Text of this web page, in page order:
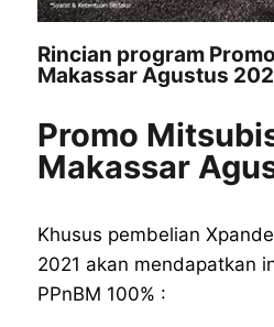
Rincian program
Makassar Agustus
Promo
Makassar
Khusus pembelian
2021 akan mendapatkan
PPnBM 100% :